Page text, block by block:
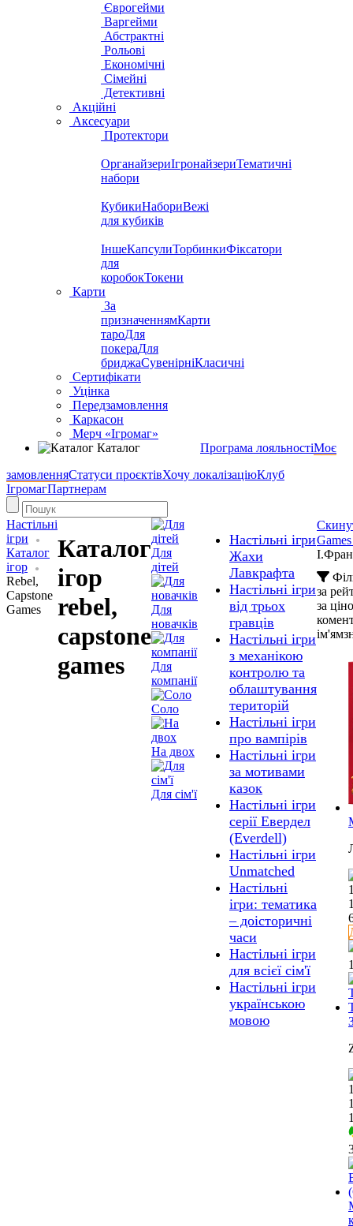
Єврогейми
Варгейми
Абстрактні
Рольові
Економічні
Сімейні
Детективні
Акційні
Аксесуари
Протектори
ОрганайзериІгронайзериТематичні
набори
КубикиНабориВежі
для кубиків
ІншеКапсулиТорбинкиФіксатори
для
коробокТокени
Карти
За
призначеннямКарти
тароДля
покераДля
бриджаСувенірніКласичні
Сертифікати
Уцінка
Передзамовлення
Каркасон
Мерч «Ігромаг»
Каталог
Програма лояльностіМоє
замовленняСтатуси проєктівХочу локалізаціюКлуб
ІгромагПартнерам
Настільні
ігри
Каталог
ігор
Rebel,
Capstone
Games
Каталог
ігор
rebel,
capstone
games
Для
дітей
Для
новачків
Для
компанії
Соло
На двох
Для сім'ї
Настільні ігри
Жахи
Лавкрафта
Настільні ігри
від трьох
гравців
Настільні ігри
з механікою
контролю та
облаштування
територій
Настільні ігри
про вампірів
Настільні ігри
за мотивами
казок
Настільні ігри
серії Евердел
(Everdell)
Настільні ігри
Unmatched
Настільні
ігри: тематика
– доісторичні
часи
Настільні ігри
для всієї сім'ї
Настільні ігри
українською
мовою
Games
за
за
ім'ям